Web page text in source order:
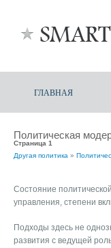
ГЛАВНАЯ
Политическая
Страница 1
Другая политика »
Состояние
управления, степени
Подходы здесь не
развития с ведущей